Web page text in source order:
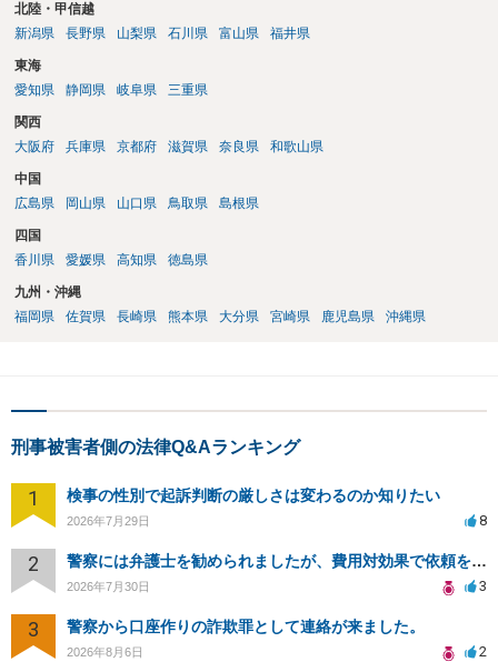
北陸・甲信越
新潟県
長野県 山梨県 石川県 富山県 福井県
東海
愛知県
静岡県 岐阜県 三重県
関西
大阪府
兵庫県 京都府 滋賀県 奈良県 和歌山県
中国
広島県
岡山県 山口県 鳥取県 島根県
四国
香川県
愛媛県 高知県 徳島県
九州・沖縄
福岡県
佐賀県 長崎県 熊本県 大分県 宮崎県 鹿児島県 沖縄県
刑事被害者側の法律Q&Aランキング
1 検事の性別で起訴判断の厳しさは変わるのか知りたい
2026年7月29日 8
2 警察には弁護士を勧められましたが、費用対効果で依頼をすることを躊躇しています。
2026年7月30日 3
3 警察から口座作りの詐欺罪として連絡が来ました。
2026年8月6日 2